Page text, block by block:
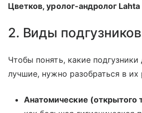
Цветков, уролог-андролог
2. Виды подгузников
Чтобы понять, какие
лучшие, нужно разобраться в их
Анатомические (открытого